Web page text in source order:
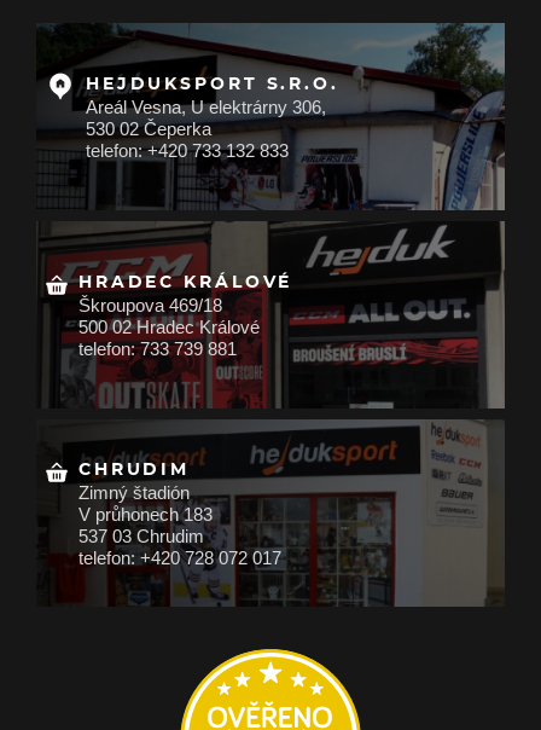
HEJDUKSPORT S.R.O.
Areál Vesna, U elektrárny 306,
530 02 Čeperka
telefon: +420 733 132 833
HRADEC KRÁLOVÉ
Škroupova 469/18
500 02 Hradec Králové
telefon: 733 739 881
CHRUDIM
Zimný štadión
V průhonech 183
537 03 Chrudim
telefon: +420 728 072 017